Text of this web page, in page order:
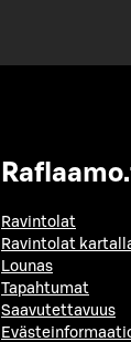
Ravintolat
Ravintolat
Lounas
Tapahtumat
Saavutettavuus